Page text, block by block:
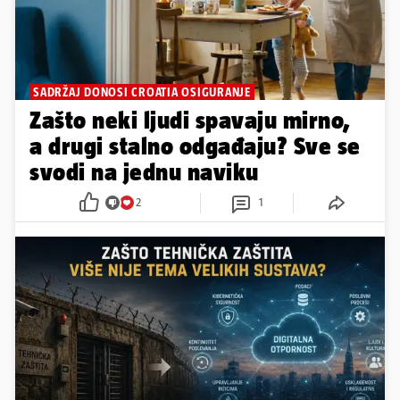
SADRŽAJ DONOSI CROATIA OSIGURANJE
Zašto neki ljudi spavaju mirno,
a drugi stalno odgađaju? Sve se
svodi na jednu naviku
2 1